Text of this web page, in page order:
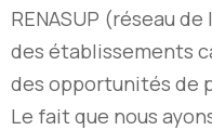
RENASUP (réseau
des établissements
des opportunités de
Le fait que nous